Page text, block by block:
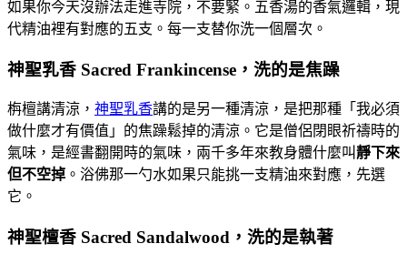
如果你今天沒辦法走進寺院，不要緊。五香湯的香氣邏輯，現
代精油裡有對應的五支。每一支替你洗一個層次。
神聖乳香 Sacred Frankincense，洗的是焦躁
栴檀講清涼， 神聖乳香講的是另一種清涼，是把那種「我必須
做什麼才有價值」的焦躁鬆掉的清涼。它是僧侶閉眼祈禱時的
氣味，是經書翻開時的氣味，兩千多年來教身體什麼叫靜下來
但不空掉 。浴佛那一勺水如果只能挑一支精油來對應，先選
它。
神聖檀香 Sacred Sandalwood，洗的是執著